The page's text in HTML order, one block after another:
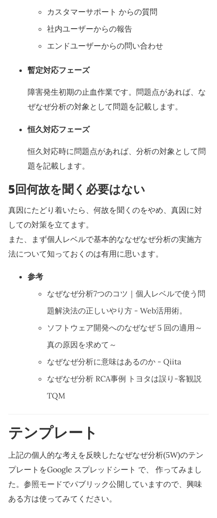
カスタマーサポート からの質問
社内ユーザーからの報告
エンドユーザーからの問い合わせ
暫定対応フェーズ
障害発生初期の止血作業です。問題点があれば、な
ぜなぜ分析の対象として問題を記載します。
恒久対応フェーズ
恒久対応時に問題点があれば、分析の対象として問
題を記載します。
5回何故を聞く必要はない
真因にたどり着いたら、何故を聞くのをやめ、真因に対
しての対策を立てます。
また、まず個人レベルで基本的ななぜなぜ分析の実施方
法について知っておくのは有用に思います。
参考
なぜなぜ分析7つのコツ｜個人レベルで使う問
題解決法の正しいやり方 - Web活用術。
ソフトウェア開発へのなぜなぜ 5 回の適用～
真の原因を求めて～
なぜなぜ分析に意味はあるのか - Qiita
なぜなぜ分析 RCA事例 トヨタは誤り-客観説
TQM
テンプレート
上記の個人的な考えを反映したなぜなぜ分析(5W)のテン
プレートをGoogle スプレッドシート で、 作ってみまし
た。参照モードでパブリック公開していますので、興味
ある方は使ってみてください。